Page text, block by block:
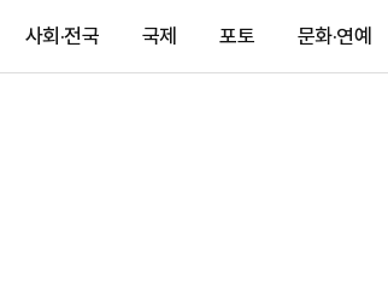
사회·전국 국제 포토 문화·연예